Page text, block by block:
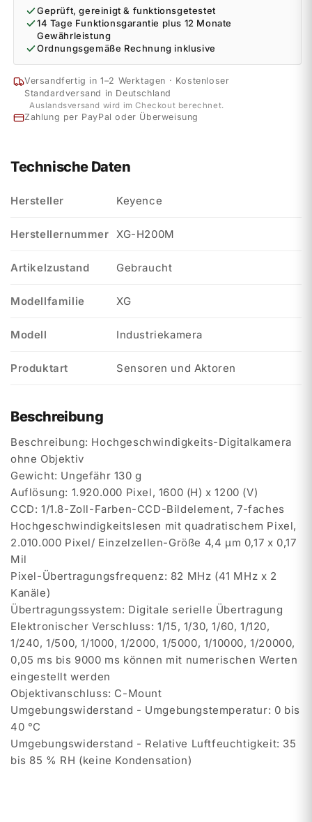
Geprüft, gereinigt & funktionsgetestet
14 Tage Funktionsgarantie plus 12 Monate
Gewährleistung
Ordnungsgemäße Rechnung inklusive
Versandfertig in 1–2 Werktagen · Kostenloser
Standardversand in Deutschland
Auslandsversand wird im Checkout berechnet.
Zahlung per PayPal oder Überweisung
Technische Daten
Hersteller Keyence
Herstellernummer XG-H200M
Artikelzustand Gebraucht
Modellfamilie XG
Modell Industriekamera
Produktart Sensoren und Aktoren
Beschreibung
Beschreibung: Hochgeschwindigkeits-Digitalkamera
ohne Objektiv
Gewicht: Ungefähr 130 g
Auflösung: 1.920.000 Pixel, 1600 (H) x 1200 (V)
CCD: 1/1.8-Zoll-Farben-CCD-Bildelement, 7-faches
Hochgeschwindigkeitslesen mit quadratischem Pixel,
2.010.000 Pixel/ Einzelzellen-Größe 4,4 µm 0,17 x 0,17
Mil
Pixel-Übertragungsfrequenz: 82 MHz (41 MHz x 2
Kanäle)
Übertragungssystem: Digitale serielle Übertragung
Elektronischer Verschluss: 1/15, 1/30, 1/60, 1/120,
1/240, 1/500, 1/1000, 1/2000, 1/5000, 1/10000, 1/20000,
0,05 ms bis 9000 ms können mit numerischen Werten
eingestellt werden
Objektivanschluss: C-Mount
Umgebungswiderstand - Umgebungstemperatur: 0 bis
40 °C
Umgebungswiderstand - Relative Luftfeuchtigkeit: 35
bis 85 % RH (keine Kondensation)